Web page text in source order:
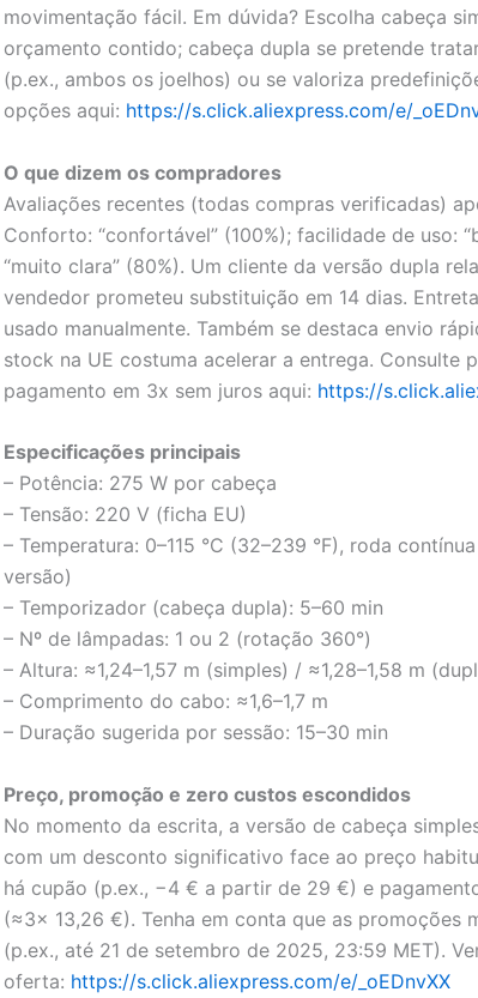
movimentação fácil. Em dúvida? Escolha cabeça
orçamento contido; cabeça dupla se pretende
(p.ex., ambos os joelhos) ou se valoriza
opções aqui: https://s.click.aliexpress.com/e/
O que dizem os compradores
Avaliações recentes (todas compras verificadas)
Conforto: “confortável” (100%); facilidade de uso:
“muito clara” (80%). Um cliente da versão dupla
vendedor prometeu substituição em 14 dias.
usado manualmente. Também se destaca envio
stock na UE costuma acelerar a entrega. Consulte
pagamento em 3x sem juros aqui: https://
Especificações principais
– Potência: 275 W por cabeça
– Tensão: 220 V (ficha EU)
– Temperatura: 0–115 °C (32–239 °F), roda
versão)
– Temporizador (cabeça dupla): 5–60 min
– Nº de lâmpadas: 1 ou 2 (rotação 360°)
– Altura: ≈1,24–1,57 m (simples) / ≈1,28–1,58 m
– Comprimento do cabo: ≈1,6–1,7 m
– Duração sugerida por sessão: 15–30 min
Preço, promoção e zero custos escondidos
No momento da escrita, a versão de cabeça
com um desconto significativo face ao preço
há cupão (p.ex., −4 € a partir de 29 €) e
(≈3× 13,26 €). Tenha em conta que as promoções
(p.ex., até 21 de setembro de 2025, 23:59 MET).
oferta: https://s.click.aliexpress.com/e/_oEDnvXX